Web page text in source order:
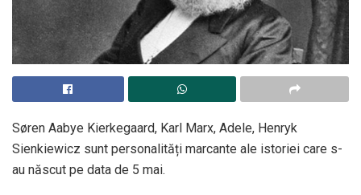
Søren Aabye Kierkegaard, Karl Marx, Adele, Henryk
Sienkiewicz sunt personalități marcante ale istoriei care s-
au născut pe data de 5 mai.